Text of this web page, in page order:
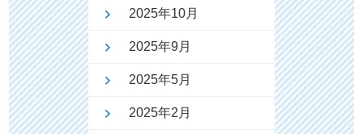
2025年10月
2025年9月
2025年5月
2025年2月